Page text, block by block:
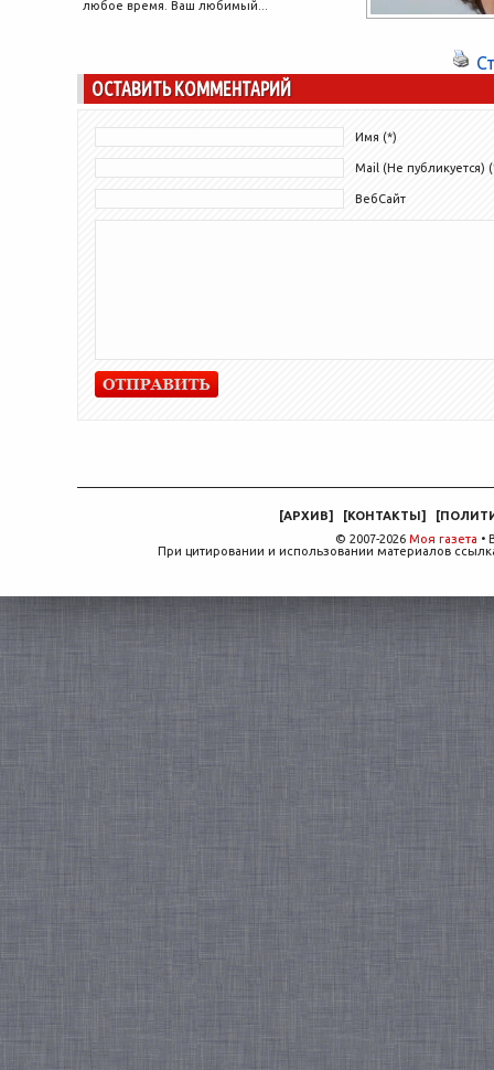
любое время. Ваш любимый...
ОСТАВИТЬ КОММЕНТАРИЙ
Имя (*)
Mail (Не публикуется)
ВебСайт
[АРХИВ] [КОНТАКТЫ] [
© 2007-2026 Моя газета •
При цитировании и использовании материалов